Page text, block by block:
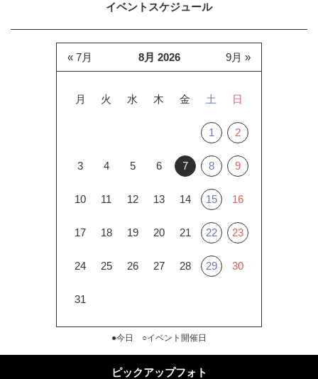
イベントスケジュール
8月 2026
月 火 水 木 金 土 日
1 2
3 4 5 6 7 8 9
10 11 12 13 14 15 16
17 18 19 20 21 22 23
24 25 26 27 28 29 30
31
« 7月 9月 »
●今日 ○イベント開催日
ピックアップフォト